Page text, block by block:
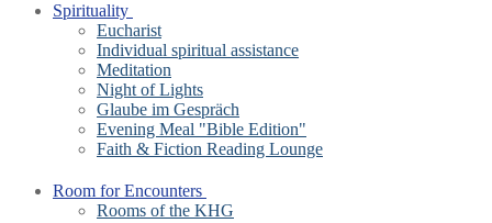
Spirituality
Eucharist
Individual spiritual assistance
Meditation
Night of Lights
Glaube im Gespräch
Evening Meal "Bible Edition"
Faith & Fiction Reading Lounge
Room for Encounters
Rooms of the KHG